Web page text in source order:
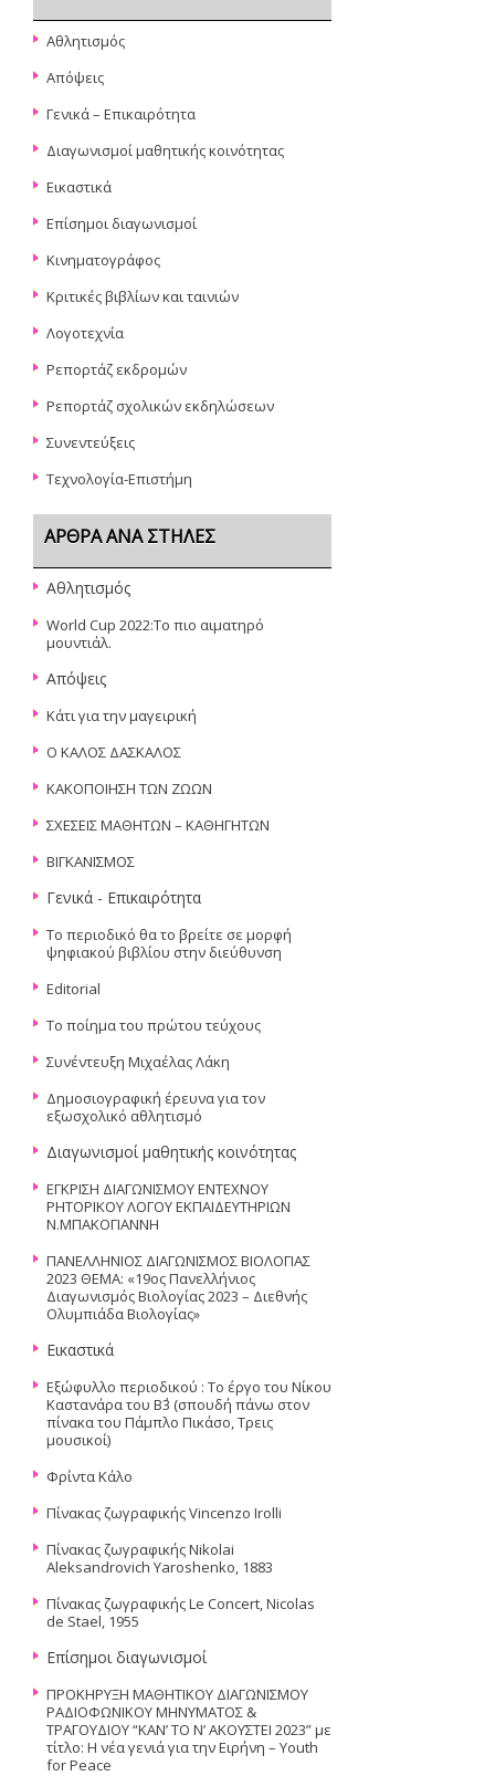
Αθλητισμός
Απόψεις
Γενικά – Επικαιρότητα
Διαγωνισμοί μαθητικής κοινότητας
Εικαστικά
Επίσημοι διαγωνισμοί
Κινηματογράφος
Κριτικές βιβλίων και ταινιών
Λογοτεχνία
Ρεπορτάζ εκδρομών
Ρεπορτάζ σχολικών εκδηλώσεων
Συνεντεύξεις
Τεχνολογία-Επιστήμη
ΆΡΘΡΑ ΑΝΆ ΣΤΉΛΕΣ
Αθλητισμός
World Cup 2022:Το πιο αιματηρό
μουντιάλ.
Απόψεις
Κάτι για την μαγειρική
Ο ΚΑΛΟΣ ΔΑΣΚΑΛΟΣ
ΚΑΚΟΠΟΙΗΣΗ ΤΩΝ ΖΩΩΝ
ΣΧΕΣΕΙΣ ΜΑΘΗΤΩΝ – ΚΑΘΗΓΗΤΩΝ
ΒΙΓΚΑΝΙΣΜΟΣ
Γενικά - Επικαιρότητα
Το περιοδικό θα το βρείτε σε μορφή
ψηφιακού βιβλίου στην διεύθυνση
Editorial
Το ποίημα του πρώτου τεύχους
Συνέντευξη Μιχαέλας Λάκη
Δημοσιογραφική έρευνα για τον
εξωσχολικό αθλητισμό
Διαγωνισμοί μαθητικής κοινότητας
ΕΓΚΡΙΣΗ ΔΙΑΓΩΝΙΣΜΟΥ ΕΝΤΕΧΝΟΥ
ΡΗΤΟΡΙΚΟΥ ΛΟΓΟΥ ΕΚΠΑΙΔΕΥΤΗΡΙΩΝ
Ν.ΜΠΑΚΟΓΙΑΝΝΗ
ΠΑΝΕΛΛΗΝΙΟΣ ΔΙΑΓΩΝΙΣΜΟΣ ΒΙΟΛΟΓΙΑΣ
2023 ΘΕΜΑ: «19ος Πανελλήνιος
Διαγωνισμός Βιολογίας 2023 – Διεθνής
Ολυμπιάδα Βιολογίας»
Εικαστικά
Εξώφυλλο περιοδικού : Το έργο του Νίκου
Καστανάρα του Β΄3 (σπουδή πάνω στον
πίνακα του Πάμπλο Πικάσο, Τρεις
μουσικοί)
Φρίντα Κάλο
Πίνακας ζωγραφικής Vincenzo Irolli
Πίνακας ζωγραφικής Nikolai
Aleksandrovich Yaroshenko, 1883
Πίνακας ζωγραφικής Le Concert, Nicolas
de Stael, 1955
Επίσημοι διαγωνισμοί
ΠΡΟΚΗΡΥΞΗ ΜΑΘΗΤΙΚΟΥ ΔΙΑΓΩΝΙΣΜΟΥ
ΡΑΔΙΟΦΩΝΙΚΟΥ ΜΗΝΥΜΑΤΟΣ &
ΤΡΑΓΟΥΔΙΟΥ “ΚΑΝ’ ΤΟ Ν’ ΑΚΟΥΣΤΕΙ 2023” με
τίτλο: Η νέα γενιά για την Ειρήνη – Youth
for Peace